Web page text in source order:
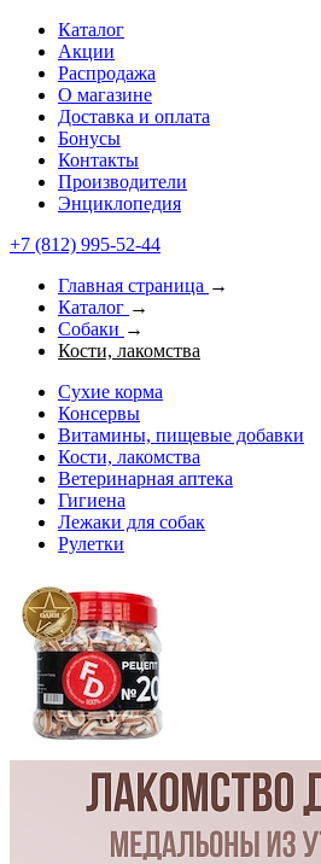
Каталог
Акции
Распродажа
О магазине
Доставка и оплата
Бонусы
Контакты
Производители
Энциклопедия
+7 (812) 995-52-44
Главная страница →
Каталог →
Собаки →
Кости, лакомства
Сухие корма
Консервы
Витамины, пищевые добавки
Кости, лакомства
Ветеринарная аптека
Гигиена
Лежаки для собак
Рулетки